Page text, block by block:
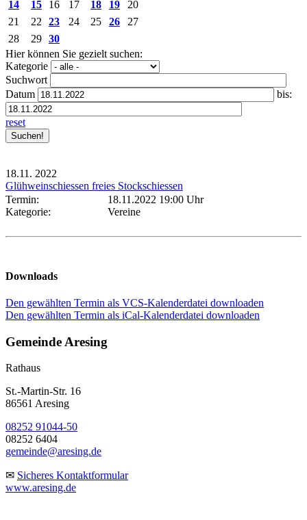
14
15 16 17 18 19
20
21
22 23 24 25 26
27
28
29 30
Hier können Sie gezielt suchen:
Kategorie
Suchwort
Datum
bis:
reset
18.11. 2022
Glühweinschiessen freies Stockschiessen
Termin:
18.11.2022 19:00 Uhr
Kategorie:
Vereine
Downloads
Den gewählten Termin als VCS-Kalenderdatei downloaden
Den gewählten Termin als iCal-Kalenderdatei downloaden
Gemeinde Aresing
Rathaus
St.-Martin-Str. 16
86561 Aresing
08252 91044-50
08252 6404
gemeinde@aresing.de
✉ Sicheres Kontaktformular
www.aresing.de